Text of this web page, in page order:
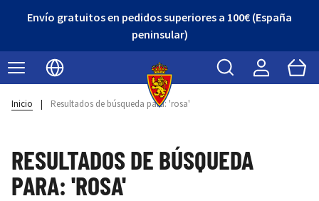
Envío gratuitos en pedidos superiores a 100€ (España
peninsular)
Seleccionar idioma
Buscar Cart
Inicio | Resultados de búsqueda para: 'rosa'
RESULTADOS DE BÚSQUEDA
PARA: 'ROSA'